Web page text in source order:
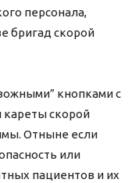
персонала,
бригад скорой
кнопками с
кареты скорой
Отныне если
или
пациентов и их